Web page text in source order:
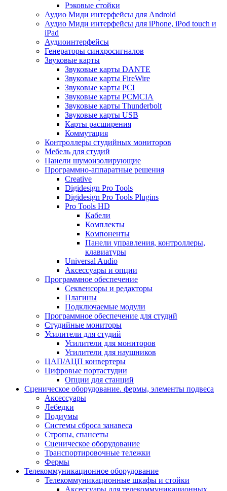
Рэковые стойки
Аудио Миди интерфейсы для Android
Аудио Миди интерфейсы для iPhone, iPod touch и
iPad
Аудиоинтерфейсы
Генераторы синхросигналов
Звуковые карты
Звуковые карты DANTE
Звуковые карты FireWire
Звуковые карты PCI
Звуковые карты PCMCIA
Звуковые карты Thunderbolt
Звуковые карты USB
Карты расширения
Коммутация
Контроллеры студийных мониторов
Мебель для студий
Панели шумоизолирующие
Программно-аппаратные решения
Creative
Digidesign Pro Tools
Digidesign Pro Tools Plugins
Pro Tools HD
Кабели
Комплекты
Компоненты
Панели управления, контроллеры,
клавиатуры
Universal Audio
Аксессуары и опции
Программное обеспечение
Cеквенсоры и редакторы
Плагины
Подключаемые модули
Программное обеспечение для студий
Студийные мониторы
Усилители для студий
Усилители для мониторов
Усилители для наушников
ЦАП/АЦП конвертеры
Цифровые портастудии
Опции для станций
Сценическое оборудование. фермы, элементы подвеса
Аксессуары
Лебедки
Подиумы
Системы сброса занавеса
Стропы, спансеты
Сценическое оборудование
Транспортировочные тележки
Фермы
Телекоммуникационное оборудование
Телекоммуникационные шкафы и стойки
Аксессуары для телекоммуникационных